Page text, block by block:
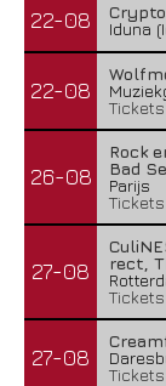
22-08
Iduna
22-08
Tickets
26-08
Rock
Bad
Parijs
Tickets
27-08
rect,
Tickets
27-08
Tickets